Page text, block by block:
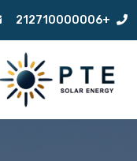
+212710000006